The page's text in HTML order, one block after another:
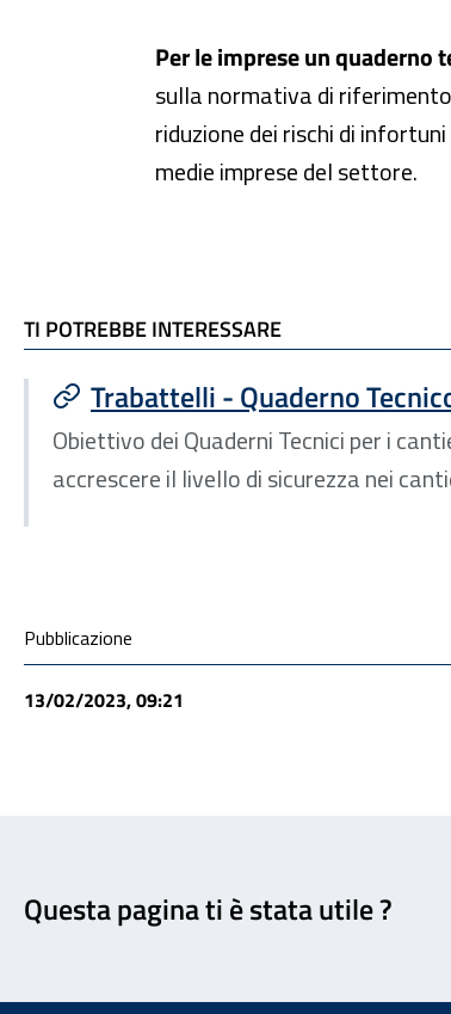
Per le imprese un
sulla normativa di
riduzione dei rischi di
medie imprese del settore.
TI POTREBBE INTERESSARE
TI POTREBBE INTERESSARE
Trabattelli - Quaderno
Obiettivo dei Quaderni Tecnici per i
accrescere il livello di sicurezza nei
Condivisione social
Pubblicazione
13/02/2023, 09:21
Questa pagina ti è stata utile ?